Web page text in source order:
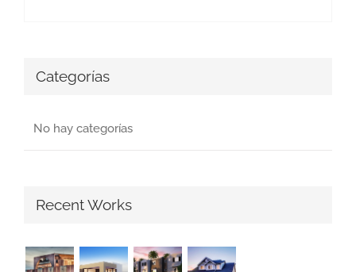
Categorías
No hay categorías
Recent Works